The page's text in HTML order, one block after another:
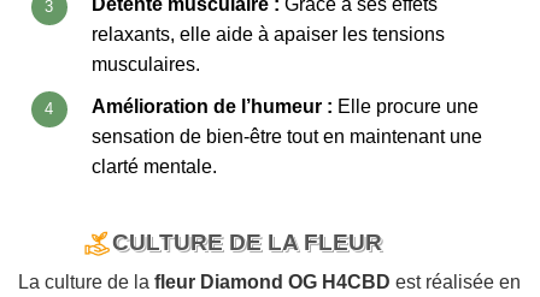
relaxants, elle aide à apaiser les tensions
musculaires.
Amélioration de l’humeur : Elle procure une
sensation de bien-être tout en maintenant une
clarté mentale.
CULTURE DE LA FLEUR
La culture de la fleur Diamond OG H4CBD est réalisée en